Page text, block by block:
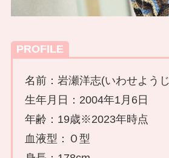
PROFILE
名前：岩瀬洋志(いわせよう
生年月日：2004年1月6日
年齢：19歳※2023年時点
血液型：Ｏ型